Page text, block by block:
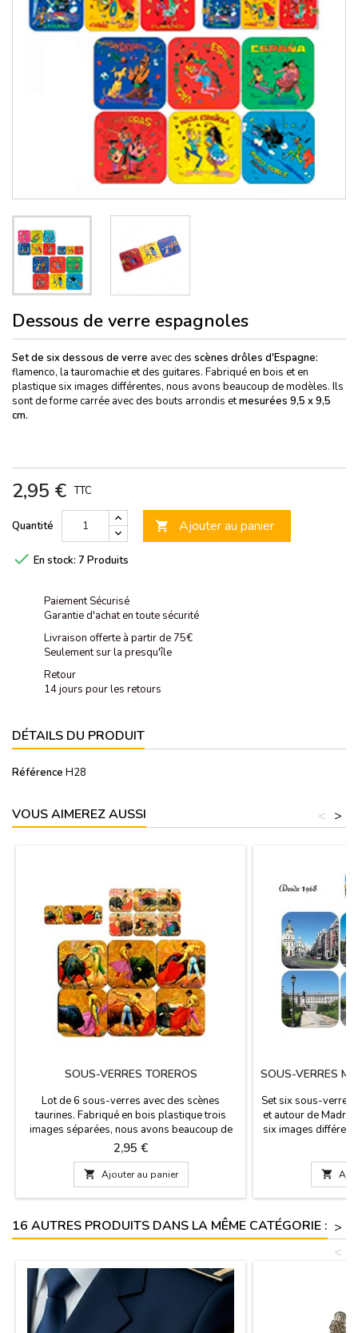
Dessous de verre espagnoles
Set de six dessous de verre avec des scènes drôles d'Espagne:
flamenco, la tauromachie et des guitares. Fabriqué en bois et en
plastique six images différentes, nous avons beaucoup de modèles. Ils
sont de forme carrée avec des bouts arrondis etmesurées 9,5 x 9,5
cm.
2,95 € TTC
Quantité  Ajouter au panier
 En stock: 7 Produits
Paiement Sécurisé
Garantie d'achat en toute sécurité
Livraison offerte à partir de 75€
Seulement sur la presqu'île
Retour
14 jours pour les retours
DÉTAILS DU PRODUIT
Référence H28
VOUS AIMEREZ AUSSI >
<
SOUS-VERRES TOREROS
Lot de 6 sous-verres avec des scènes
taurines. Fabriqué en bois plastique trois
images séparées, nous avons beaucoup de
modèles. Ils sont de forme carrée avec des
bouts arrondis.
Prix
2,95 €
 Ajouter au panier
SOUS-VERRES
Set six sous-verres
et autour de
six images

16 AUTRES PRODUITS DANS LA MÊME CATÉGORIE : >
<